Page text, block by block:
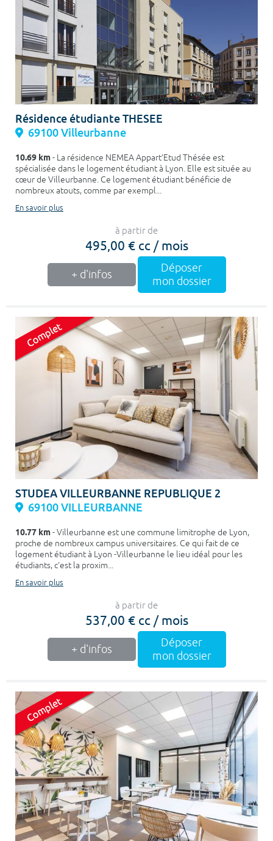
Résidence étudiante THESEE
69100 Villeurbanne
10.69 km- La résidence NEMEA Appart’Etud Thésée est
spécialisée dans le logement étudiant à Lyon. Elle est située au
cœur de Villeurbanne. Ce logement étudiant bénéficie de
nombreux atouts, comme par exempl...
En savoir plus
à partir de
495,00 € cc / mois
+ d'infos
Déposer
mon dossier
STUDEA VILLEURBANNE REPUBLIQUE 2
69100 VILLEURBANNE
10.77 km- Villeurbanne est une commune limitrophe de Lyon,
proche de nombreux campus universitaires. Ce qui fait de ce
logement étudiant à Lyon -Villeurbanne le lieu idéal pour les
étudiants, c'est la proxim...
En savoir plus
à partir de
537,00 € cc / mois
+ d'infos
Déposer
mon dossier